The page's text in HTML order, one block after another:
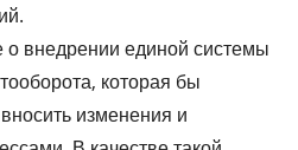
внедрении единой системы
которая бы
изменения и